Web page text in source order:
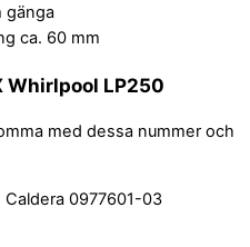
gänga
ca. 60 mm
Whirlpool LP250
med dessa nummer och
0977601-03